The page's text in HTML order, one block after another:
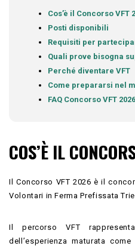
Cos’è il Concorso VFT
Posti disponibili
Requisiti per
Quali prove bisogna
Perché diventare VFT
Come prepararsi nel
FAQ Concorso VFT 2026
COS’È IL
Il Concorso VFT 2026 è il
Volontari in Ferma Prefissata
Il percorso VFT
dell’esperienza maturata